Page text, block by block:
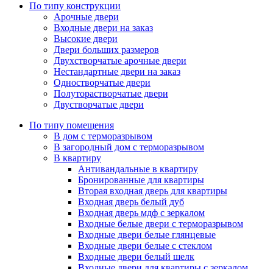
По типу конструкции
Арочные двери
Входные двери на заказ
Высокие двери
Двери больших размеров
Двухстворчатые арочные двери
Нестандартные двери на заказ
Одностворчатые двери
Полуторастворчатые двери
Двустворчатые двери
По типу помещения
В дом с терморазрывом
В загородный дом с терморазрывом
В квартиру
Антивандальные в квартиру
Бронированные для квартиры
Вторая входная дверь для квартиры
Входная дверь белый дуб
Входная дверь мдф с зеркалом
Входные белые двери с терморазрывом
Входные двери белые глянцевые
Входные двери белые с стеклом
Входные двери белый шелк